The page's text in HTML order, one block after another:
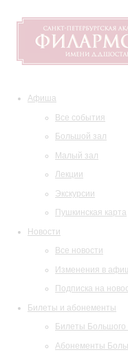
Афиша
Все события
Большой зал
Малый зал
Лекции
Экскурсии
Пушкинская карта
Новости
Все новости
Изменения в
Подписка на
Билеты и абонементы
Билеты Большого
Абонементы